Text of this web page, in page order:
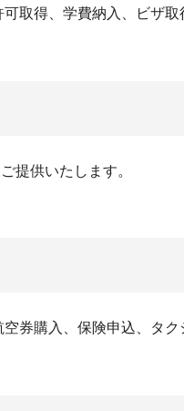
可取得、学費納入、ビザ取
提供いたします。
空券購入、保険申込、タ